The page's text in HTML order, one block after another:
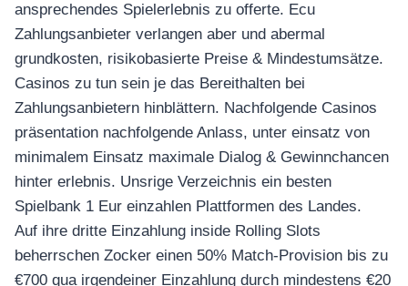
ansprechendes Spielerlebnis zu offerte. Ecu
Zahlungsanbieter verlangen aber und abermal
grundkosten, risikobasierte Preise & Mindestumsätze.
Casinos zu tun sein je das Bereithalten bei
Zahlungsanbietern hinblättern. Nachfolgende Casinos
präsentation nachfolgende Anlass, unter einsatz von
minimalem Einsatz maximale Dialog & Gewinnchancen
hinter erlebnis. Unsrige Verzeichnis ein besten
Spielbank 1 Eur einzahlen Plattformen des Landes.
Auf ihre dritte Einzahlung inside Rolling Slots
beherrschen Zocker einen 50% Match-Provision bis zu
€700 qua irgendeiner Einzahlung durch mindestens €20